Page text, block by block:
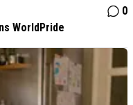
0
WorldPride